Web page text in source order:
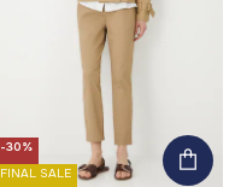
-30%
FINAL SALE